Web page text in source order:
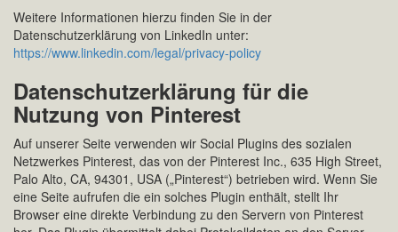
Weitere Informationen hierzu finden Sie in der
Datenschutzerklärung von LinkedIn unter:
https://www.linkedin.com/legal/privacy-policy
Datenschutzerklärung für die
Nutzung von Pinterest
Auf unserer Seite verwenden wir Social Plugins des sozialen
Netzwerkes Pinterest, das von der Pinterest Inc., 635 High Street,
Palo Alto, CA, 94301, USA („Pinterest“) betrieben wird. Wenn Sie
eine Seite aufrufen die ein solches Plugin enthält, stellt Ihr
Browser eine direkte Verbindung zu den Servern von Pinterest